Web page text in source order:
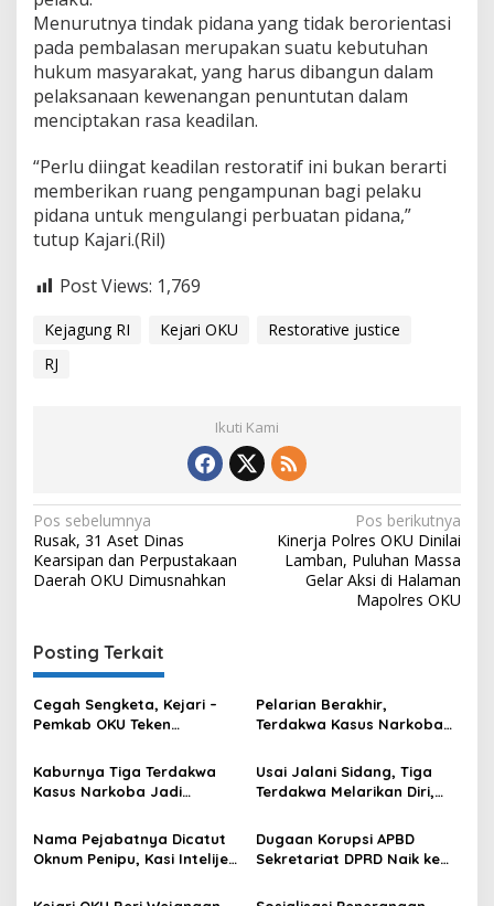
Menurutnya tindak pidana yang tidak berorientasi
pada pembalasan merupakan suatu kebutuhan
hukum masyarakat, yang harus dibangun dalam
pelaksanaan kewenangan penuntutan dalam
menciptakan rasa keadilan.
“Perlu diingat keadilan restoratif ini bukan berarti
memberikan ruang pengampunan bagi pelaku
pidana untuk mengulangi perbuatan pidana,”
tutup Kajari.(Ril)
Post Views: 1,769
Kejagung RI Kejari OKU
Restorative justice
RJ
Ikuti Kami
Navigasi
pos
Pos sebelumnya
Rusak, 31 Aset Dinas
Kearsipan dan Perpustakaan
Daerah OKU Dimusnahkan
Pos berikutnya
Kinerja Polres OKU Dinilai
Lamban, Puluhan Massa
Gelar Aksi di Halaman
Mapolres OKU
Posting Terkait
Cegah Sengketa, Kejari –
Pemkab OKU Teken
Sertifikat Tanah Wakaf
Pelarian Berakhir,
Terdakwa Kasus Narkoba
Tangkap di Ogan Ilir
Kaburnya Tiga Terdakwa
Kasus Narkoba Jadi
Pengawalan Sudah Sesuai
SOP???
Usai Jalani Sidang, Tiga
Terdakwa Melarikan Diri,
Dari Mobil Tahanan
Nama Pejabatnya Dicatut
Oknum Penipu, Kasi Intelijen
Dugaan Korupsi APBD
Sekretariat DPRD Naik ke
Akan Ambil Beberapa